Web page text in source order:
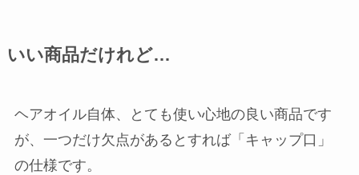
いい商品だけれど…
ヘアオイル自体、とても使い心地の良い商品です
が、一つだけ欠点があるとすれば「キャップ口」
の仕様です。